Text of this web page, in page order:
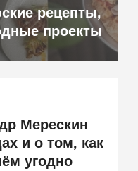
рецепты,
проекты
Мерескин
и о том, как
угодно